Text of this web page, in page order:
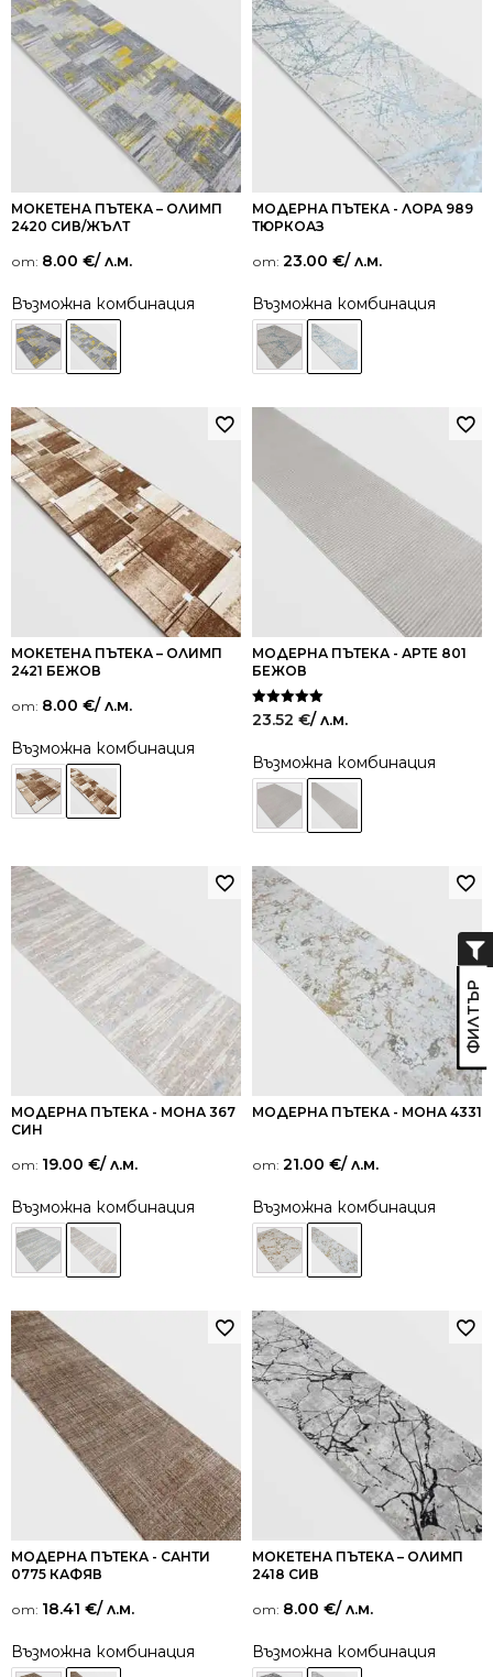
МОКЕТЕНА ПЪТЕКА – ОЛИМП
2420 СИВ/ЖЪЛТ
от: 8.00 €/ л.м.
Възможна комбинация
МОДЕРНА ПЪТЕКА - ЛОРА 989
ТЮРКОАЗ
от: 23.00 €/ л.м.
Възможна комбинация
МОКЕТЕНА ПЪТЕКА – ОЛИМП
2421 БЕЖОВ
от: 8.00 €/ л.м.
Възможна комбинация
МОДЕРНА ПЪТЕКА - АРТЕ 801
БЕЖОВ
Оценено на
5.00
23.52 €/ л.м.
Възможна комбинация
МОДЕРНА ПЪТЕКА - МОНА 367
СИН
от: 19.00 €/ л.м.
Възможна комбинация
МОДЕРНА ПЪТЕКА - МОНА 4331
от: 21.00 €/ л.м.
Възможна комбинация
МОДЕРНА ПЪТЕКА - САНТИ
0775 КАФЯВ
от: 18.41 €/ л.м.
Възможна комбинация
МОКЕТЕНА ПЪТЕКА – ОЛИМП
2418 СИВ
от: 8.00 €/ л.м.
Възможна комбинация